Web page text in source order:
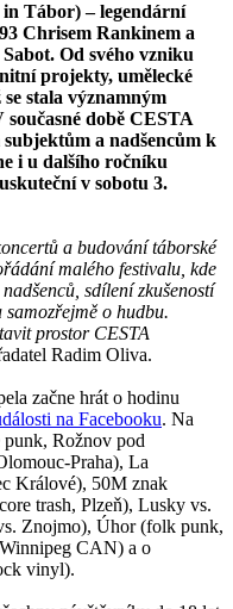
Tábor) – legendární
Chrisem Rankinem a
Od svého vzniku
projekty, umělecké
stala významným
době CESTA
a nadšencům k
i u dalšího ročníku
v sobotu 3.
a budování táborské
malého festivalu, kde
sdílení zkušeností
o hudbu.
prostor CESTA
Radim Oliva.
začne hrát o hodinu
na Facebooku. Na
Rožnov pod
Praha), La
Králové), 50M znak
trash, Plzeň), Lusky vs.
Znojmo), Úhor (folk punk,
CAN) a o
vinyl).